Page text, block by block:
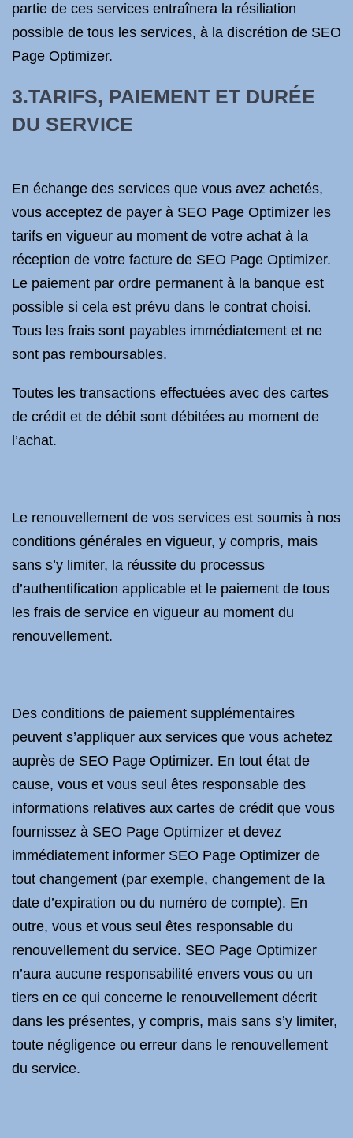
partie de ces services entraînera la résiliation
possible de tous les services, à la discrétion de SEO
Page Optimizer.
3.TARIFS, PAIEMENT ET DURÉE
DU SERVICE
En échange des services que vous avez achetés,
vous acceptez de payer à SEO Page Optimizer les
tarifs en vigueur au moment de votre achat à la
réception de votre facture de SEO Page Optimizer.
Le paiement par ordre permanent à la banque est
possible si cela est prévu dans le contrat choisi.
Tous les frais sont payables immédiatement et ne
sont pas remboursables.
Toutes les transactions effectuées avec des cartes
de crédit et de débit sont débitées au moment de
l’achat.
Le renouvellement de vos services est soumis à nos
conditions générales en vigueur, y compris, mais
sans s’y limiter, la réussite du processus
d’authentification applicable et le paiement de tous
les frais de service en vigueur au moment du
renouvellement.
Des conditions de paiement supplémentaires
peuvent s’appliquer aux services que vous achetez
auprès de SEO Page Optimizer. En tout état de
cause, vous et vous seul êtes responsable des
informations relatives aux cartes de crédit que vous
fournissez à SEO Page Optimizer et devez
immédiatement informer SEO Page Optimizer de
tout changement (par exemple, changement de la
date d’expiration ou du numéro de compte). En
outre, vous et vous seul êtes responsable du
renouvellement du service. SEO Page Optimizer
n’aura aucune responsabilité envers vous ou un
tiers en ce qui concerne le renouvellement décrit
dans les présentes, y compris, mais sans s’y limiter,
toute négligence ou erreur dans le renouvellement
du service.